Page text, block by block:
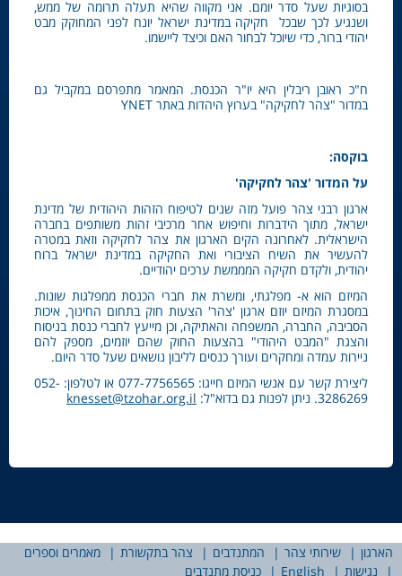
בסוגיות שעל סדר יומם. אני מקווה שהיא תעלה תרומה של ממש,
ושנגיע לכך שבכל חקיקה במדינת ישראל יונח לפני המחוקק מבט
יהודי ברור, כדי שיוכל לבחור האם וכיצד ליישמו.
ח"כ ראובן ריבלין היא יו"ר הכנסת. המאמר מתפרסם במקביל גם
במדור "צהר לחקיקה" בערוץ היהדות באתר YNET
בוקסה:
על המדור 'צהר לחקיקה'
ארגון רבני צהר פועל מזה שנים לטיפוח הזהות היהודית של מדינת
ישראל, מתוך הידברות וחיפוש אחר מרכיבי זהות משותפים בחברה
הישראלית. לאחרונה הקים הארגון את צהר לחקיקה וזאת במטרה
להעשיר את השיח הציבורי ואת החקיקה במדינת ישראל ברוח
יהודית, ולקדם חקיקה המממשת ערכים יהודיים.
המיזם הוא א- מפלגתי, ומשרת את חברי הכנסת ממפלגות שונות.
במסגרת המיזם יוזם ארגון 'צהר' הצעות חוק בתחום החינוך, איכות
הסביבה, החברה, המשפחה והאתיקה, וכן מייעץ לחברי כנסת בניסוח
והצגת "המבט היהודי" בהצעות החוק שהם יוזמים, מספק להם
ניירות עמדה ומחקרים ועורך כנסים לליבון נושאים שעל סדר היום.
ליצירת קשר עם אנשי המיזם חייגו: 077-7756565 או לטלפון: 052-
3286269. ניתן לפנות גם בדוא"ל:
knesset@tzohar.org.il
הארגון שירותי צהר המתנדבים צהר בתקשורת
מאמרים וספרים
נגישות
English כניסת מתנדבים